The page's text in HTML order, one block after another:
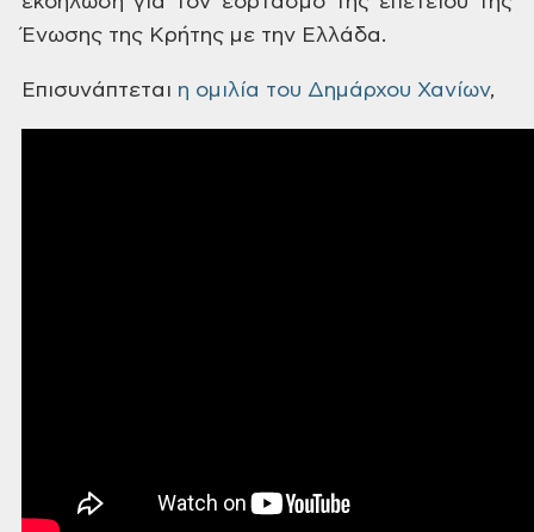
Ένωσης της Κρήτης με την Ελλάδα.
Επισυνάπτεται η ομιλία του Δημάρχου Χανίων,